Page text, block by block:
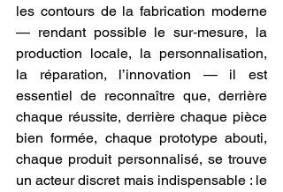
les contours de la fabrication moderne
— rendant possible le sur‑mesure, la
production locale, la personnalisation,
la réparation, l’innovation — il est
essentiel de reconnaître que, derrière
chaque réussite, derrière chaque pièce
bien formée, chaque prototype abouti,
chaque produit personnalisé, se trouve